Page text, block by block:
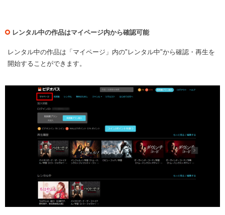
レンタル中の作品はマイページ内から確認可能
レンタル中の作品は「マイページ」内の"レンタル中"から確認・再生を
開始することができます。